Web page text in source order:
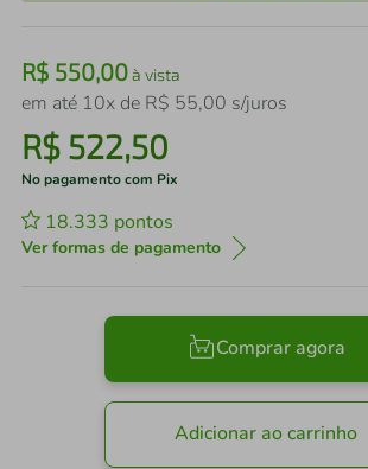
R$ 550,00à vista
em até 10x de R$ 55,00 s/juros
R$ 522,50
No pagamento com Pix
18.333 pontos
Ver formas de pagamento
Comprar agora
Adicionar ao carrinho